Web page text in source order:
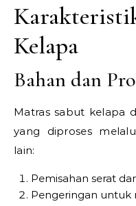
Kelapa
Bahan dan
Matras sabut kelapa
yang diproses
lain:
Pemisahan serat
Pengeringan untuk